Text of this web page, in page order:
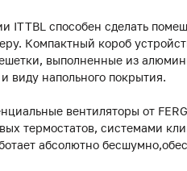
ITTBL способен сделать
Компактный короб
выполненные из
виду напольного покрытия.
вентиляторы от
термостатов, системами
абсолютно